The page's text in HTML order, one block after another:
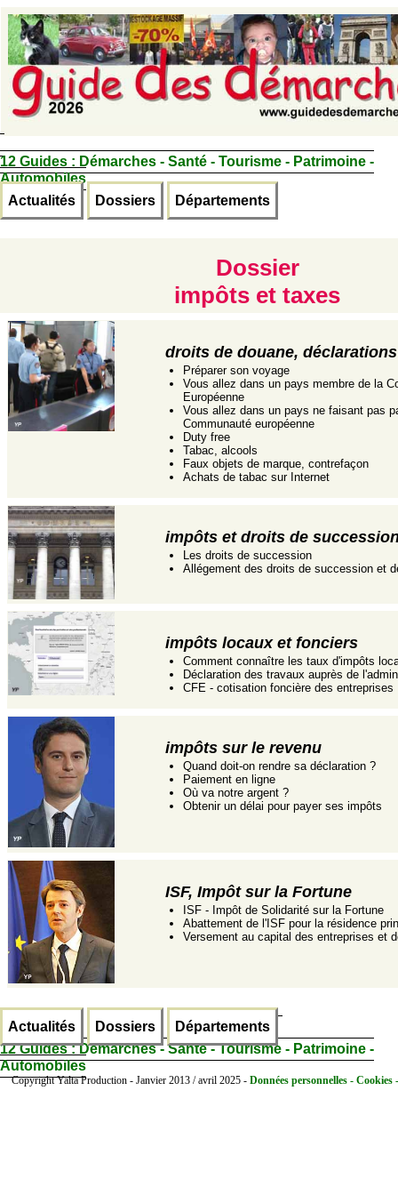
12 Guides : Démarches - Santé - Tourisme - Patrimoine -
Automobiles
Actualités
Dossiers Départements
Dossier
impôts et taxes
droits de douane, déclarations
Préparer son voyage
Vous allez dans un pays membre de la
Européenne
Vous allez dans un pays ne faisant pas
Communauté européenne
Duty free
Tabac, alcools
Faux objets de marque, contrefaçon
Achats de tabac sur Internet
impôts et droits de
Les droits de succession
Allégement des droits de succession et
impôts locaux et fonciers
Comment connaître les taux d'impôts
Déclaration des travaux auprès de
CFE - cotisation foncière des entreprises
impôts sur le revenu
Quand doit-on rendre sa déclaration ?
Paiement en ligne
Où va notre argent ?
Obtenir un délai pour payer ses impôts
ISF, Impôt sur la Fortune
ISF - Impôt de Solidarité sur la Fortune
Abattement de l'ISF pour la résidence
Versement au capital des entreprises et
Actualités Dossiers
Départements
12 Guides :Démarches - Santé - Tourisme - Patrimoine -
Automobiles
Copyright Yalta Production - Janvier 2013 / avril 2025 - Données personnelles - Cookies